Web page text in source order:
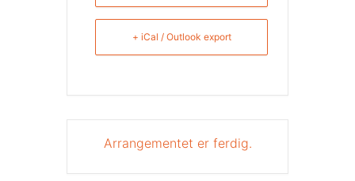
+ iCal / Outlook export
Arrangementet er ferdig.